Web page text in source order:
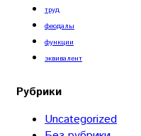
труд
феодалы
функции
эквивалент
Рубрики
Uncategorized